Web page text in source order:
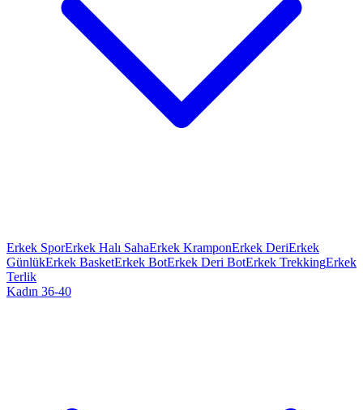
Erkek SporErkek Halı SahaErkek KramponErkek DeriErkek
GünlükErkek BasketErkek BotErkek Deri BotErkek TrekkingErkek
Terlik
Kadın 36-40